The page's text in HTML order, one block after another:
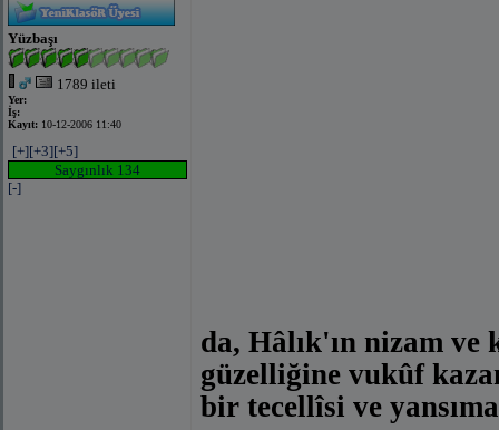
Yüzbaşı
1789 ileti
Yer:
İş:
Kayıt: 10-12-2006 11:40
[+][+3][+5]
Saygınlık 134
[-]
da, Hâlık'ın nizam
güzelliğine vukûf
bir tecellîsi ve